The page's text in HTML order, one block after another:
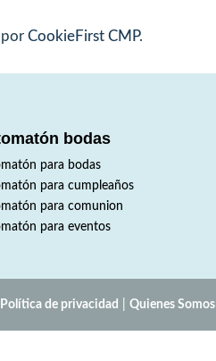
porCookieFirst CMP.
bodas
para bodas
para cumpleaños
para comunion
para eventos
Política de privacidad Quienes Somos